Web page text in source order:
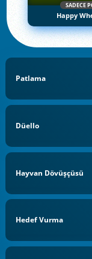
SADECE
Happy
Patlama
Düello
Hayvan Dövüşçüsü
Hedef Vurma